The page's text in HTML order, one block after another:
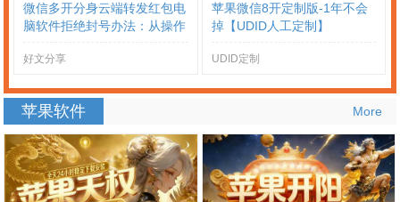
微信多开分身云端转发红包电
脑软件拒绝封号办法：从操作
好文分享
苹果微信8开定制版-1年不会
掉【UDID人工定制】
UDID定制
苹果软件 More